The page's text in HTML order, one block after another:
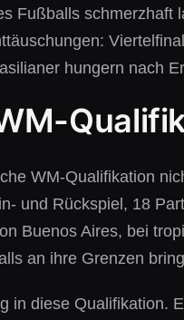
Fußballs schmerzhaft
hungern nach
WM-Qualifikation
und Rückspiel, 18
Buenos Aires, bei
an ihre Grenzen
in diese Qualifikation.